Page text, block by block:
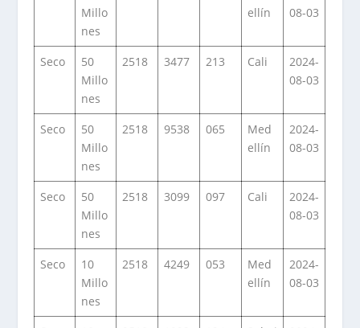
Millo
nes
ellín
08-03
Seco
50
Millo
nes
2518 3477 213 Cali
2024-
08-03
Seco
50
Millo
nes
2518 9538 065
Med
ellín
2024-
08-03
Seco
50
Millo
nes
2518 3099 097 Cali
2024-
08-03
Seco
10
Millo
nes
2518 4249 053
Med
ellín
2024-
08-03